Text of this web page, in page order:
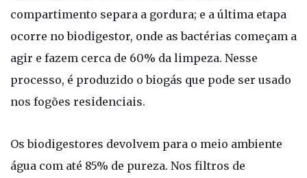
compartimento separa a gordura; e a última etapa
ocorre no biodigestor, onde as bactérias começam a
agir e fazem cerca de 60% da limpeza. Nesse
processo, é produzido o biogás que pode ser usado
nos fogões residenciais.
Os biodigestores devolvem para o meio ambiente
água com até 85% de pureza. Nos filtros de